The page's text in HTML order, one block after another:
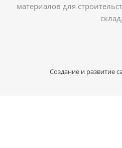
материалов для
Создание и развитие